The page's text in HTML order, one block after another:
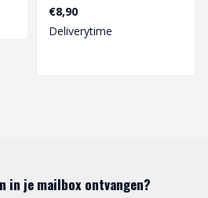
covers kan je jou picatinny
ra..
€8,90
Deliverytime
in je mailbox ontvangen?